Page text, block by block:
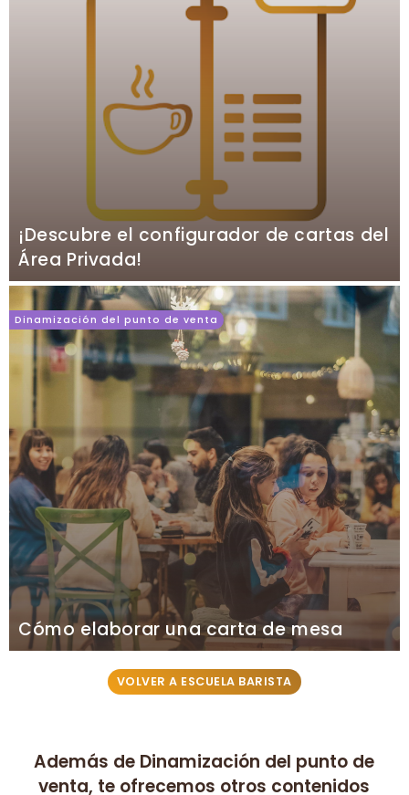
¡Descubre el configurador de cartas del
Área Privada!
Dinamización del punto de venta
Cómo elaborar una carta de mesa
VOLVER A ESCUELA BARISTA
Además de Dinamización del punto de
venta, te ofrecemos otros contenidos